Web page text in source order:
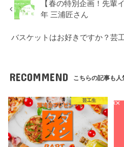
【春の特別企画！先輩
年 三浦匠さん
バスケットはお好きですか？芸
RECOMMEND こちらの記事も人
芸工生